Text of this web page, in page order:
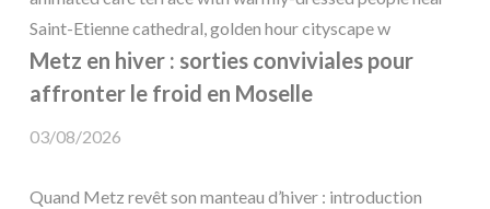
Metz en hiver : sorties conviviales pour
affronter le froid en Moselle
03/08/2026
Quand Metz revêt son manteau d’hiver : introduction